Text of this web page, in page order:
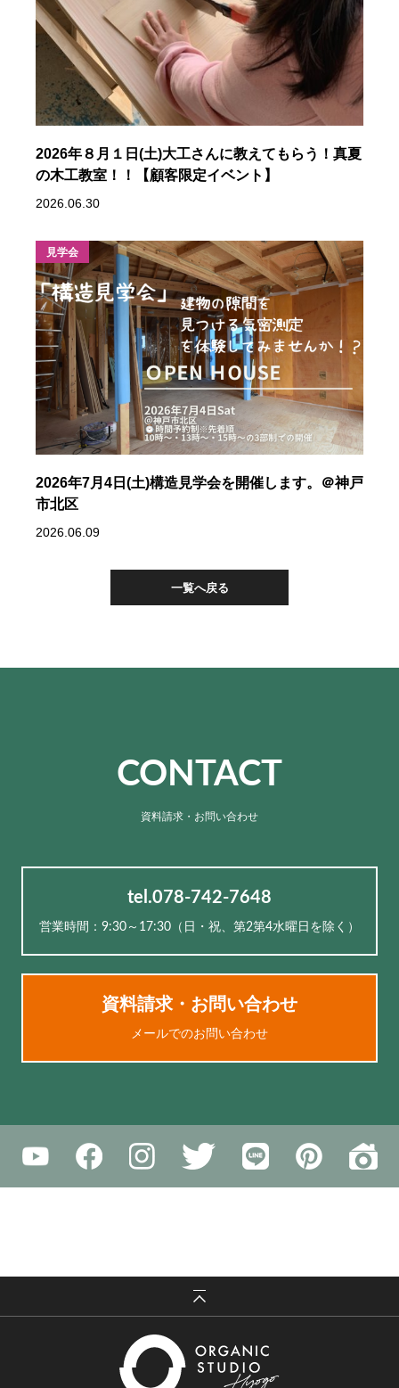
2026年８月１日(土)大工さんに教えてもらう！真夏
の木工教室！！【顧客限定イベント】
2026.06.30
見学会
2026年7月4日(土)構造見学会を開催します。＠神戸
市北区
2026.06.09
一覧へ戻る
CONTACT
資料請求・お問い合わせ
tel.078-742-7648
営業時間：9:30～17:30（⽇・祝、第2第4水曜日を除く）
資料請求・お問い合わせ
メールでのお問い合わせ